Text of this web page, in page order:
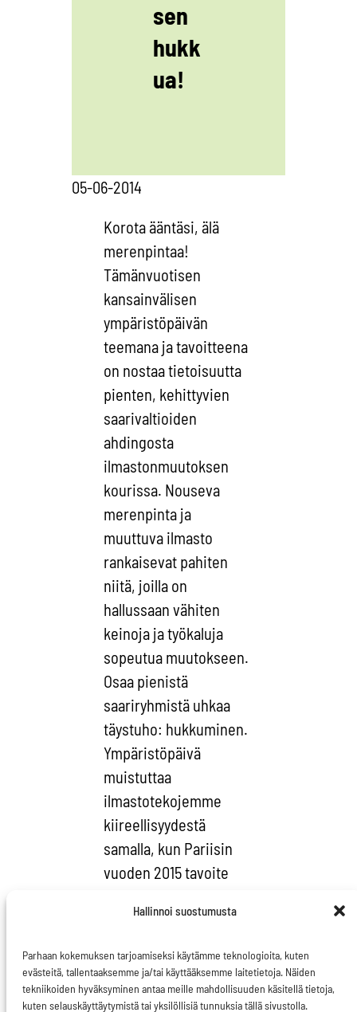
Hallinnoi suostumusta
Parhaan kokemuksen tarjoamiseksi käytämme teknologioita, kuten
evästeitä, tallentaaksemme ja/tai käyttääksemme laitetietoja. Näiden
tekniikoiden hyväksyminen antaa meille mahdollisuuden käsitellä tietoja,
kuten selauskäyttäytymistä tai yksilöllisiä tunnuksia tällä sivustolla.
sen
hukk
ua!
05-06-2014
Korota ääntäsi, älä
merenpintaa!
Tämänvuotisen
kansainvälisen
ympäristöpäivän
teemana ja tavoitteena
on nostaa tietoisuutta
pienten, kehittyvien
saarivaltioiden
ahdingosta
ilmastonmuutoksen
kourissa. Nouseva
merenpinta ja
muuttuva ilmasto
rankaisevat pahiten
niitä, joilla on
hallussaan vähiten
keinoja ja työkaluja
sopeutua muutokseen.
Osaa pienistä
saariryhmistä uhkaa
täystuho: hukkuminen.
Ympäristöpäivä
muistuttaa
ilmastotekojemme
kiireellisyydestä
samalla, kun Pariisin
vuoden 2015 tavoite
Tavoitteena Pariisissa
sitova kansainvälinen
ilmastosopimus.